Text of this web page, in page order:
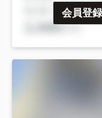
会員登